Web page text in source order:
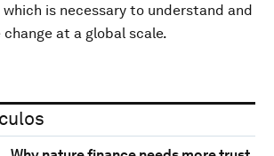
is necessary to understand and
at a global scale.